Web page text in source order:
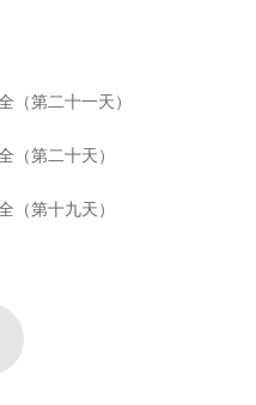
（第二十一天）
（第二十天）
（第十九天）